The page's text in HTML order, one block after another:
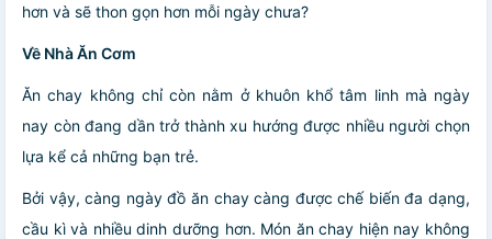
hơn và sẽ thon gọn hơn mỗi ngày chưa?
Về Nhà Ăn Cơm
Ăn chay không chỉ còn nằm ở khuôn khổ tâm linh mà ngày
nay còn đang dần trở thành xu hướng được nhiều người chọn
lựa kể cả những bạn trẻ.
Bởi vậy, càng ngày đồ ăn chay càng được chế biến đa dạng,
cầu kì và nhiều dinh dưỡng hơn. Món ăn chay hiện nay không